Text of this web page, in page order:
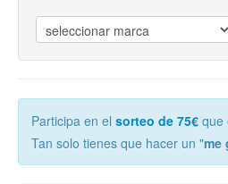
Participa en el sorteo de 75€ que
Tan solo tienes que hacer un "me